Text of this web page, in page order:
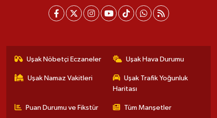
Uşak Nöbetçi Eczaneler Uşak Hava Durumu
Uşak Namaz Vakitleri
Uşak Trafik Yoğunluk
Haritası
Puan Durumu ve Fikstür Tüm Manşetler